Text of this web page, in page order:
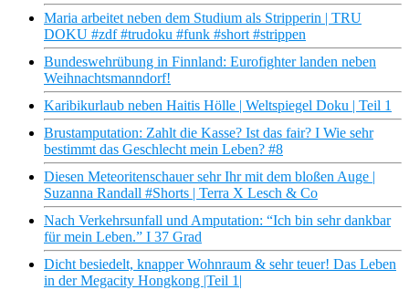
Maria arbeitet neben dem Studium als Stripperin | TRU
DOKU #zdf #trudoku #funk #short #strippen
Bundeswehrübung in Finnland: Eurofighter landen neben
Weihnachtsmanndorf!
Karibikurlaub neben Haitis Hölle | Weltspiegel Doku | Teil 1
Brustamputation: Zahlt die Kasse? Ist das fair? I Wie sehr
bestimmt das Geschlecht mein Leben? #8
Diesen Meteoritenschauer sehr Ihr mit dem bloßen Auge |
Suzanna Randall #Shorts | Terra X Lesch & Co
Nach Verkehrsunfall und Amputation: “Ich bin sehr dankbar
für mein Leben.” I 37 Grad
Dicht besiedelt, knapper Wohnraum & sehr teuer! Das Leben
in der Megacity Hongkong |Teil 1|